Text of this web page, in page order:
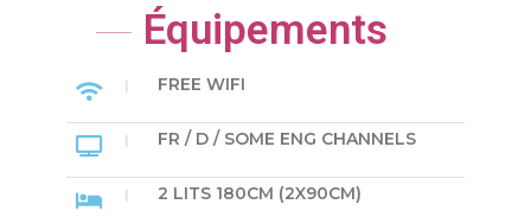
Équipements
FREE WIFI
FR / D / SOME ENG CHANNELS
2 LITS 180CM (2X90CM)